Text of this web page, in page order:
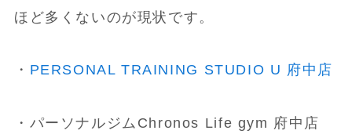
ほど多くないのが現状です。
・ PERSONAL TRAINING STUDIO U 府中店
・パーソナルジムChronos Life gym 府中店